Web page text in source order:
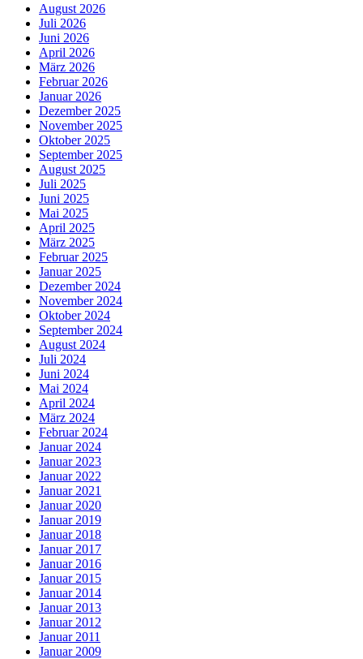
August 2026
Juli 2026
Juni 2026
April 2026
März 2026
Februar 2026
Januar 2026
Dezember 2025
November 2025
Oktober 2025
September 2025
August 2025
Juli 2025
Juni 2025
Mai 2025
April 2025
März 2025
Februar 2025
Januar 2025
Dezember 2024
November 2024
Oktober 2024
September 2024
August 2024
Juli 2024
Juni 2024
Mai 2024
April 2024
März 2024
Februar 2024
Januar 2024
Januar 2023
Januar 2022
Januar 2021
Januar 2020
Januar 2019
Januar 2018
Januar 2017
Januar 2016
Januar 2015
Januar 2014
Januar 2013
Januar 2012
Januar 2011
Januar 2009